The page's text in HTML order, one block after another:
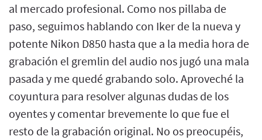
al mercado profesional. Como nos pillaba de
paso, seguimos hablando con Iker de la nueva y
potente Nikon D850 hasta que a la media hora de
grabación el gremlin del audio nos jugó una mala
pasada y me quedé grabando solo. Aproveché la
coyuntura para resolver algunas dudas de los
oyentes y comentar brevemente lo que fue el
resto de la grabación original. No os preocupéis,